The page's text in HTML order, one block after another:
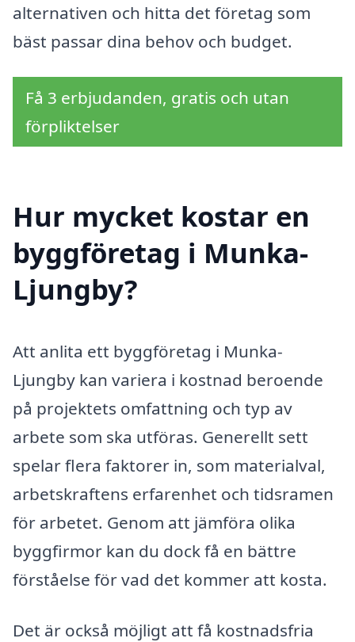
alternativen och hitta det företag som
bäst passar dina behov och budget.
Få 3 erbjudanden, gratis och utan
förpliktelser
Hur mycket kostar en
byggföretag i Munka-
Ljungby?
Att anlita ett byggföretag i Munka-
Ljungby kan variera i kostnad beroende
på projektets omfattning och typ av
arbete som ska utföras. Generellt sett
spelar flera faktorer in, som materialval,
arbetskraftens erfarenhet och tidsramen
för arbetet. Genom att jämföra olika
byggfirmor kan du dock få en bättre
förståelse för vad det kommer att kosta.
Det är också möjligt att få kostnadsfria